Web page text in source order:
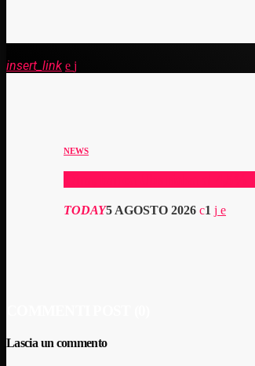
insert_link
NEWS
Cina, banca Ubs rialza al
TODAY5 AGOSTO 2026 1
Lascia un commento